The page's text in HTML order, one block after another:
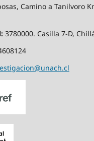
Camino a Tanilvoro
3780000. Casilla 7-D,